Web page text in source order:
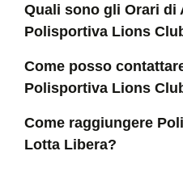
Quali sono gli Orari di
Polisportiva Lions
Come posso
Polisportiva Lions
Come raggiungere
Lotta Libera?